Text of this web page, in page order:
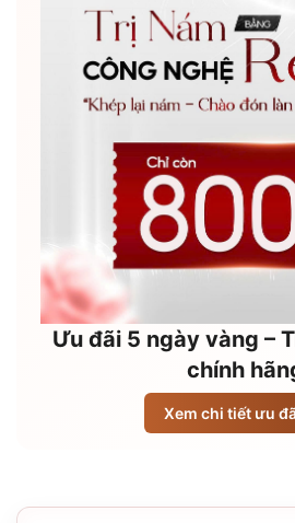
Ưu đãi 5 ngày vàng –
chính
Xem chi tiết ưu